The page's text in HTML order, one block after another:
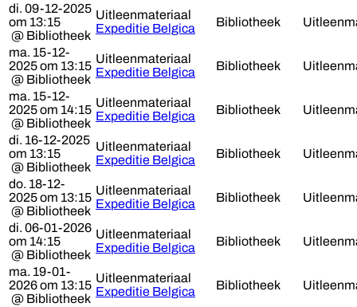
di. 09-12-2025
om 13:15
@ Bibliotheek
Uitleenmateriaal
Expeditie Belgica
Bibliotheek
ma. 15-12-
2025 om 13:15
@ Bibliotheek
Uitleenmateriaal
Expeditie Belgica
Bibliotheek
ma. 15-12-
2025 om 14:15
@ Bibliotheek
Uitleenmateriaal
Expeditie Belgica
Bibliotheek
di. 16-12-2025
om 13:15
@ Bibliotheek
Uitleenmateriaal
Expeditie Belgica
Bibliotheek
do. 18-12-
2025 om 13:15
@ Bibliotheek
Uitleenmateriaal
Expeditie Belgica
Bibliotheek
di. 06-01-2026
om 14:15
@ Bibliotheek
Uitleenmateriaal
Expeditie Belgica
Bibliotheek
ma. 19-01-
2026 om 13:15
@ Bibliotheek
Uitleenmateriaal
Expeditie Belgica
Bibliotheek